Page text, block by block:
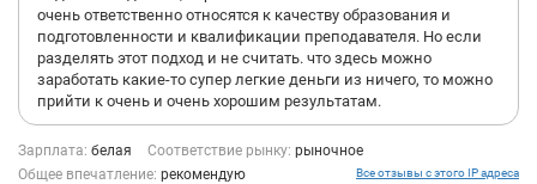
любое из направлений преподаваемых в школе, чтобы после
получения сертификата, иметь возможность преподавать что-
то новое.
В школе очень дружелюбный и поддерживающий коллектив,
всегда доступна поддержка по любым вопросам, от
технических до педагогических, всегда чувствуешь добрый
вайб.
очень ответственно относятся к качеству образования и
подготовленности и квалификации преподавателя. Но если
разделять этот подход и не считать. что здесь можно
заработать какие-то супер легкие деньги из ничего, то можно
прийти к очень и очень хорошим результатам.
Зарплата: белая Соответствие рынку: рыночное
Общее впечатление: рекомендую Все отзывы с этого IP адреса